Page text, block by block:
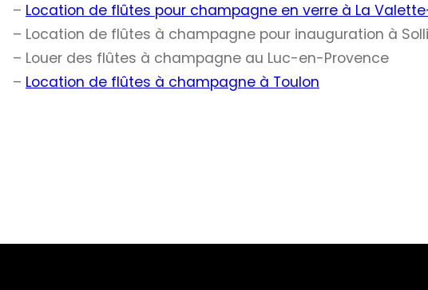
– Location de flûtes pour champagne en verre à La
– Location de flûtes à champagne pour inauguration à
– Louer des flûtes à champagne au Luc-en-Provence
– Location de flûtes à champagne à Toulon